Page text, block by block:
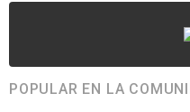
POPULAR EN LA